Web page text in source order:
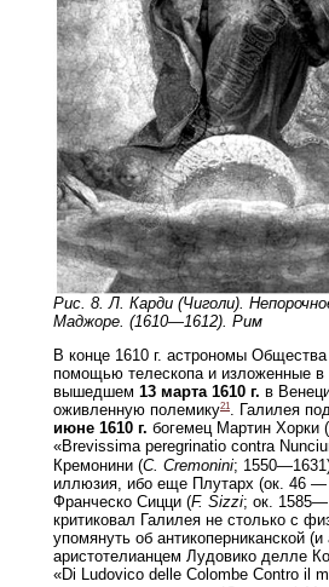
Рис. 8. Л. Карди (Чиголи).
Маджоре. (1610—1612). Рим
В конце 1610 г. астрономы
помощью телескопа и изложенные в
вышедшем 13 марта 1610 г. в
оживленную полемику21. Галилея
июне 1610 г. богемец Мартин Хорки (
«Brevissima peregrinatio contra
Кремонини (C. Cremonini;
иллюзия, ибо еще Плутарх (ок. 46 —
Франческо Сицци (F. Sizzi; ок.
критиковал Галилея не столько с
упомянуть об антикоперниканской
аристотелианцем Лудовико делле
«Di Ludovico delle Colombe Contro il